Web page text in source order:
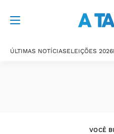
ÚLTIMAS NOTÍCIASELEIÇÕES 2026
VOCÊ